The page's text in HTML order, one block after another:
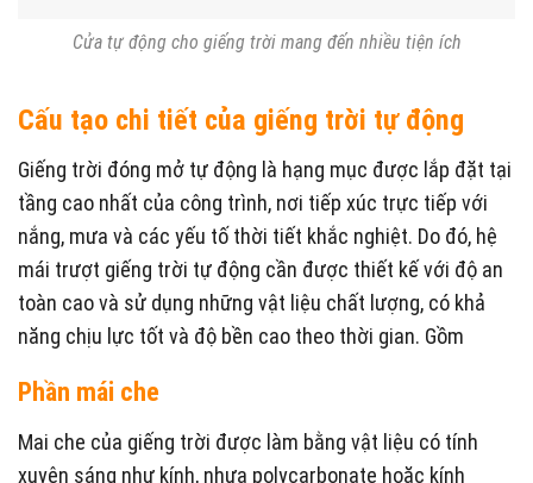
Cửa tự động cho giếng trời mang đến nhiều tiện ích
Cấu tạo chi tiết của giếng trời tự động
Giếng trời đóng mở tự động là hạng mục được lắp đặt tại
tầng cao nhất của công trình, nơi tiếp xúc trực tiếp với
nắng, mưa và các yếu tố thời tiết khắc nghiệt. Do đó, hệ
mái trượt giếng trời tự động cần được thiết kế với độ an
toàn cao và sử dụng những vật liệu chất lượng, có khả
năng chịu lực tốt và độ bền cao theo thời gian. Gồm
Phần mái che
Mai che của giếng trời được làm bằng vật liệu có tính
xuyên sáng như kính, nhựa polycarbonate hoặc kính